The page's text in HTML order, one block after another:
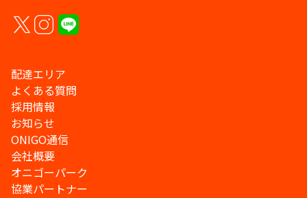
配達エリア
よくある質問
採用情報
お知らせ
ONIGO通信
会社概要
オニゴーパーク
協業パートナー